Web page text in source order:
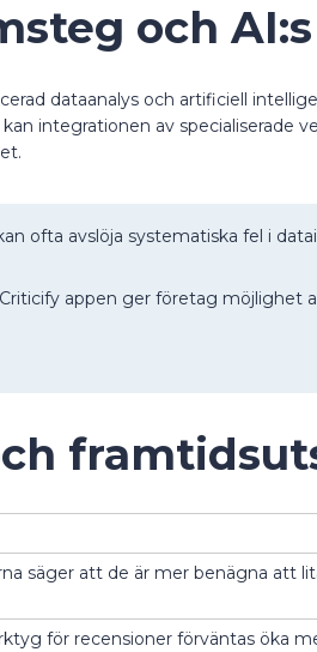
och
dataanalys och artificiell
integrationen av specialiserade
ofta avslöja systematiska fel i
appen ger företag
säger att de är mer benägna att
för recensioner förväntas öka